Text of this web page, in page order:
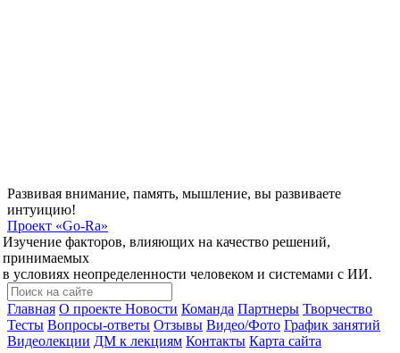
Развивая внимание, память, мышление, вы развиваете
интуицию!
Проект «Go-Ra»
Изучение факторов, влияющих на качество решений,
принимаемых
в условиях неопределенности человеком и системами с ИИ.
Главная О проекте Новости Команда Партнеры Творчество
Тесты Вопросы-ответы Отзывы Видео/Фото График занятий
Видеолекции ДМ к лекциям Контакты Карта сайта